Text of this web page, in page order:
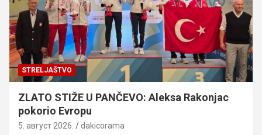
STRELJAŠTVO
ZLATO STIŽE U PANČEVO: Aleksa Rakonjac
pokorio Evropu
5. август 2026. dakicorama